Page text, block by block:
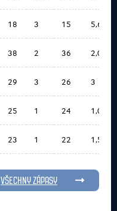
18 3 15 5,62
38 2 36 2,06
29 3 26 3
25 1 24 1,01
23 1 22 1,5
VŠECHNY ZÁPASY